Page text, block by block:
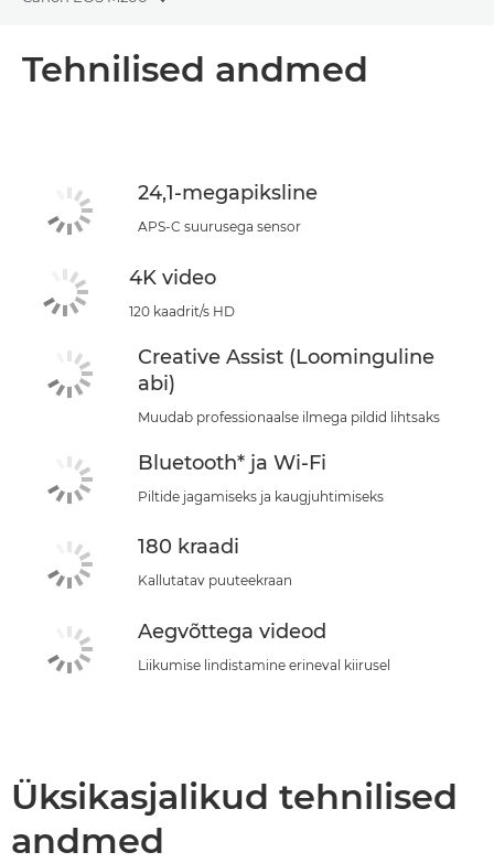
Toggle breadcrumbs
Tehnilised andmed
24,1-megapiksline
APS-C suurusega sensor
4K video
120 kaadrit/s HD
Creative Assist (Loominguline
abi)
Muudab professionaalse ilmega pildid lihtsaks
Bluetooth* ja Wi-Fi
Piltide jagamiseks ja kaugjuhtimiseks
180 kraadi
Kallutatav puuteekraan
Aegvõttega videod
Liikumise lindistamine erineval kiirusel
Üksikasjalikud tehnilised
andmed